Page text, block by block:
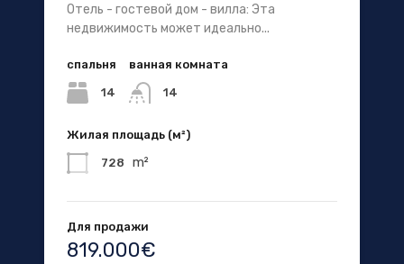
Отель - гостевой дом - вилла: Эта
недвижимость может идеально...
спальня
14
ванная комната
14
Жилая площадь (м²)
728 m²
Для продажи
819.000€